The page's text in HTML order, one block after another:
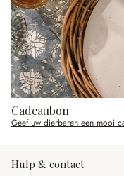
Cadeaubon
Geef uw dierbaren een mooi
Hulp & contact